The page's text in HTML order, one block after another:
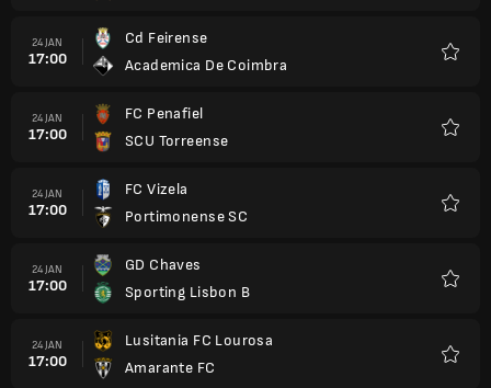
24 JAN
17:00
Cd Feirense
Academica De Coimbra
24 JAN
17:00
FC Penafiel
SCU Torreense
24 JAN
17:00
FC Vizela
Portimonense SC
24 JAN
17:00
GD Chaves
Sporting Lisbon B
24 JAN
17:00
Lusitania FC Lourosa
Amarante FC